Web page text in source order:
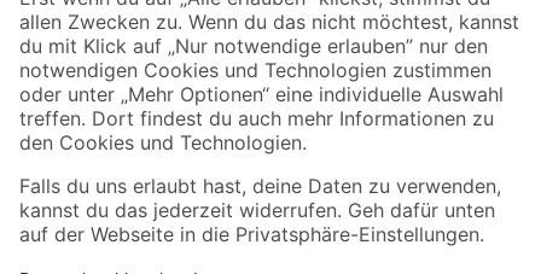
Jetzt die toom-App herunterladen
Alle Preisangaben in EUR inkl. gesetzl. MwSt.. Die dargestellten Angebote sind unter
Umständen nicht in allen Märkten verfügbar. Die angegebenen Verfügbarkeiten beziehen